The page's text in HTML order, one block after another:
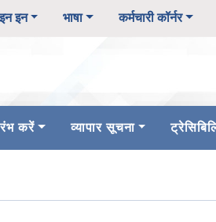
इन भाषा कर्मचारी कॉर्नर
करें व्यापार सूचना